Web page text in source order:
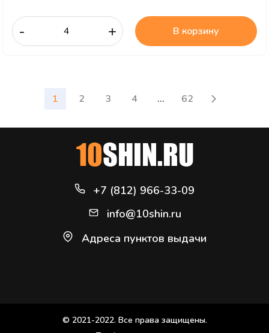
- + В корзину
1 2 3 4 ... 62
+7 (812) 966-33-09
info@10shin.ru
Адреса пунктов выдачи
© 2021-2022. Все права защищены.